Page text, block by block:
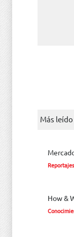
Más leído
Reportajes
How &